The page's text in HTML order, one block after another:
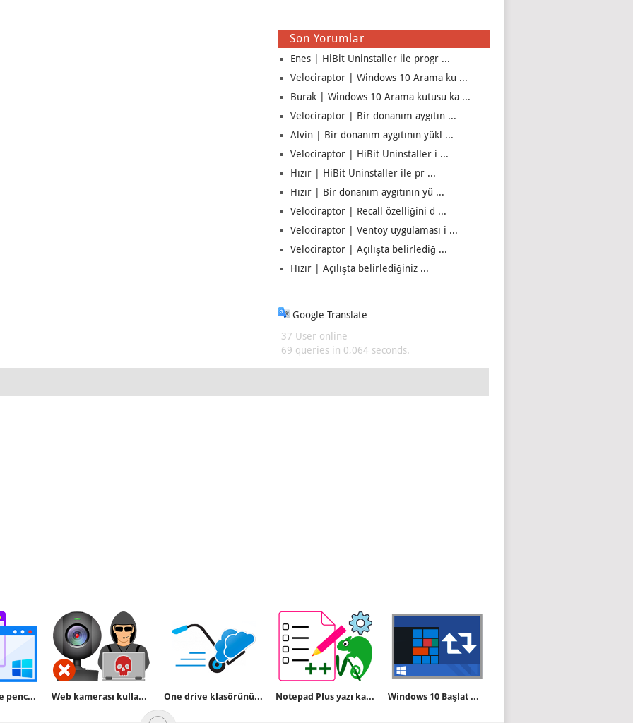
Son Yorumlar
Enes | HiBit Uninstaller ile progr ...
Velociraptor | Windows 10 Arama ku ...
Burak | Windows 10 Arama kutusu ka ...
Velociraptor | Bir donanım aygıtın ...
Alvin | Bir donanım aygıtının yükl ...
Velociraptor | HiBit Uninstaller i ...
Hızır | HiBit Uninstaller ile pr ...
Hızır | Bir donanım aygıtının yü ...
Velociraptor | Recall özelliğini d ...
Velociraptor | Ventoy uygulaması i ...
Velociraptor | Açılışta belirlediğ ...
Hızır | Açılışta belirlediğiniz ...
Google Translate
37 User online
69 queries in 0,064 seconds.
Windows 11 de pencere köşeleri yuvarlak olmasın Web kamerası kullanımını yasaklayın One drive klasörünü başka dizine taşıyalım Notepad Plus yazı karakterlerini bozuyor Windows 10 Başlat menüsünü yeniden başlatın